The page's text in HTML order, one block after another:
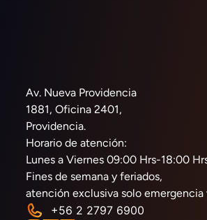
Av. Nueva Providencia
1881, Oficina 2401,
Providencia.
Horario de atención:
Lunes a Viernes 09:00 Hrs-18:00
Fines de semana y feriados,
atención exclusiva solo
+56 2 2797 6900